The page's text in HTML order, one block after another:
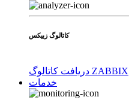
کاتالوگ زبیکس
دریافت کاتالوگ ZABBIX
خدمات